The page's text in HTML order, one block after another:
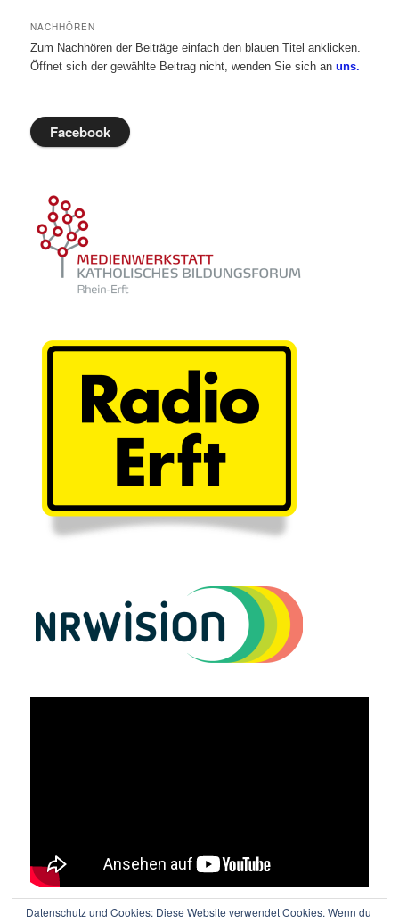
NACHHÖREN
Zum Nachhören der Beiträge einfach den blauen Titel anklicken.
Öffnet sich der gewählte Beitrag nicht, wenden Sie sich anuns.
Facebook
Vielen Dank an Lutz Wolters für den tollen Film!
Datenschutz und Cookies: Diese Website verwendet Cookies. Wenn du